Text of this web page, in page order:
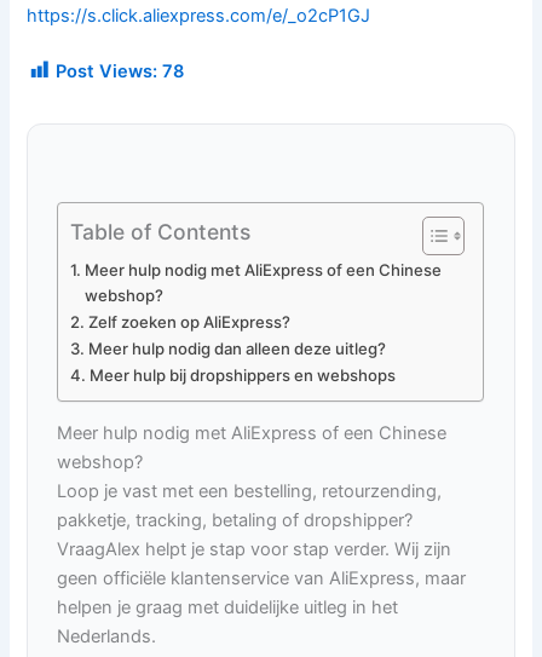
https://s.click.aliexpress.com/e/_o2cP1GJ
Post Views: 78
Table of Contents
Meer hulp nodig met AliExpress of een Chinese
webshop?
Zelf zoeken op AliExpress?
Meer hulp nodig dan alleen deze uitleg?
Meer hulp bij dropshippers en webshops
Meer hulp nodig met AliExpress of een Chinese
webshop?
Loop je vast met een bestelling, retourzending,
pakketje, tracking, betaling of dropshipper?
VraagAlex helpt je stap voor stap verder. Wij zijn
geen officiële klantenservice van AliExpress, maar
helpen je graag met duidelijke uitleg in het
Nederlands.